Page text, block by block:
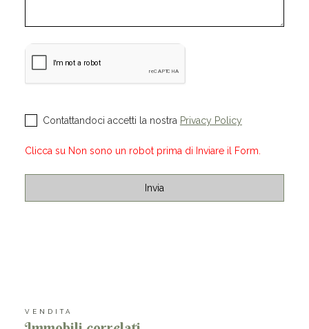
Contattandoci accetti la nostra Privacy Policy
Clicca su Non sono un robot prima di Inviare il Form.
VENDITA